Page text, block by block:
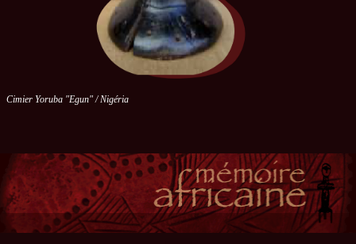
Cimier Yoruba "Egun" / Nigéria